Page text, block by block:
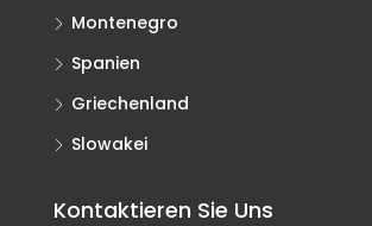
Montenegro
Spanien
Griechenland
Slowakei
Kontaktieren Sie Uns